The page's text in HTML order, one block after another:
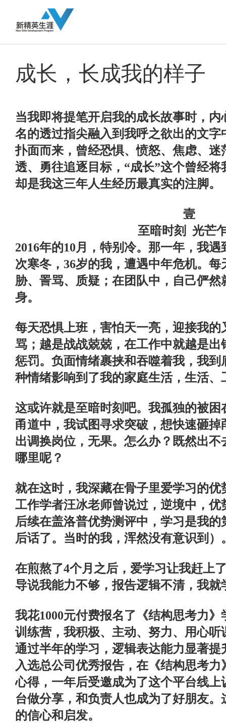
成长，长成我的样子
当我即将提笔开启我的成长故事时，
名的透过指尖融入到我呼之欲出的文字
扑面而来，曾经恐惧、愤怒、焦虑、
透、勇往追逐目标，“成长”这个曾经
却是我这三年人生经历最真实的注脚。
壹
至暗时刻
光芒
2016年的10月，特别冷。那一年，我
次寒冬， 36岁的我，遭遇中年危机。
胁、詈骂、质疑；在团队中，自己俨
身。
每天恐惧上班，害怕天一亮，迎接我
骂；越是战战兢兢，在工作中就越是
惩罚。负面情绪裹挟和吞噬着我，我
种情绪影响到了我的家庭生活，生活、
这或许就是至暗时刻吧。我孤独的被
甬道中，我试图寻求突破，想快速砸
出调换岗位，无果。怎么办？既然出
哪里呢？
就在这时，我深藏在骨子里爱学习的
工作学者汪冰老师曾说过，逆境中，
后续在盖洛普优势测评中，学习是我
后话了。当时的我，浑然没有意识到）
在煎熬了4个月之后，爱学习让我赶上
导说我能力不够，报告逻辑不清，我就
我花1000元付费报名了《结构思考力
训练营，我积极、主动、努力、用心
通过半年的学习，逻辑表达能力显著
入选总公司优秀报告，在《结构思考
心得，一年后受邀成为了这个平台线
台做分享，和负责人也成为了好朋友
的信心和启发。